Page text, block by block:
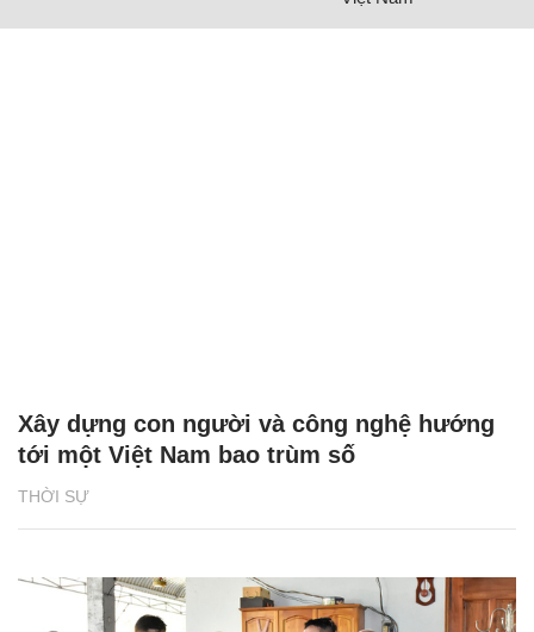
THỜI SỰ
Xây dựng con người và công nghệ hướng
tới một Việt Nam bao trùm số